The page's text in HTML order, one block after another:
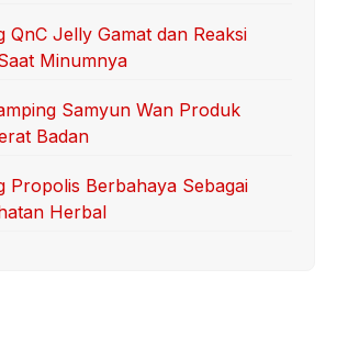
QnC Jelly Gamat dan Reaksi
Minumnya
Samyun Wan Produk
Badan
Propolis Berbahaya Sebagai
Herbal